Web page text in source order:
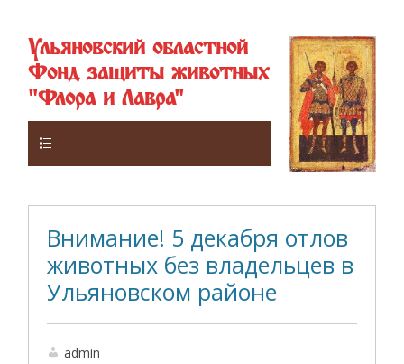
Ульяновский областной
Фонд защиты животных
"Флора и Лавра"
Внимание! 5 декабря отлов
животных без владельцев в
Ульяновском районе
admin